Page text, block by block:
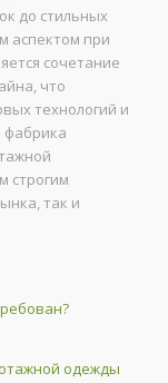
до стильных
аспектом при
сочетание
что
технологий и
фабрика
строгим
так и
одежды